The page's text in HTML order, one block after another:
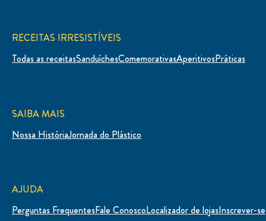
RECEITAS IRRESISTÍVEIS
Todas as receitasSanduíchesComemorativasAperitivosPráticas
SAIBA MAIS
Nossa HistóriaJornada do Plástico
AJUDA
Perguntas FrequentesFale ConoscoLocalizador de lojasInscrever-se